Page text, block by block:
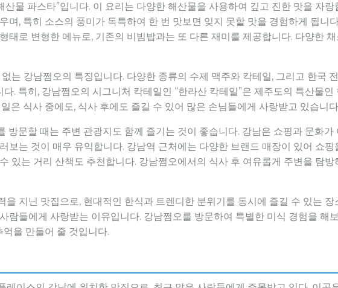
산물 파스타”입니다. 이 요리는 다양한 해산물을 사용하여 깊고 진한 맛을 자
며, 특히 소스의 풍미가 독특하여 한 번 맛보면 잊지 못할 맛을 경험하게 됩니
태로 변형한 메뉴로, 기존의 비빔밥과는 또 다른 재미를 제공합니다. 다양한
는 강남쩜오의 특징입니다. 다양한 종류의 수제 맥주와 칵테일, 그리고 한국
. 특히, 강남쩜오의 시그니처 칵테일인 “한라산 칵테일”은 제주도의 특산물
은 식사 중에도, 식사 후에도 즐길 수 있어 많은 손님들에게 사랑받고 있습니
방문할 때는 주변 관광지도 함께 즐기는 것이 좋습니다. 강남은 쇼핑과 문화
보는 것이 매우 유익합니다. 강남역 근처에는 다양한 브랜드 매장이 있어 쇼
있는 거리 산책도 추천합니다. 강남쩜오에서의 식사 후 여유롭게 주변을 탐
을 지닌 맛집으로, 현대적인 한식과 트렌디한 분위기를 동시에 즐길 수 있는
람들에게 사랑받는 이유입니다. 강남쩜오를 방문하여 특별한 미식 경험을 해
을 만들어 줄 것입니다.